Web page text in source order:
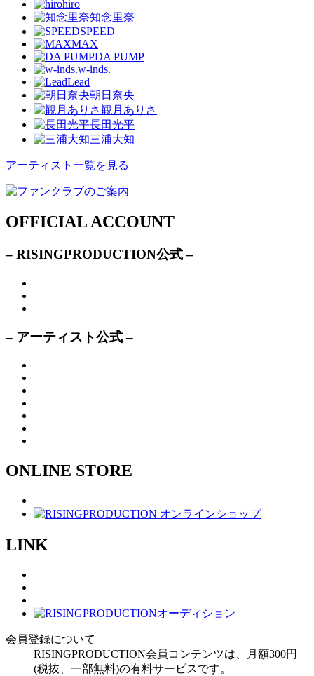
hiro
知念里奈
SPEED
MAX
DA PUMP
w-inds.
Lead
朝日奈央
観月ありさ
長田光平
三浦大知
アーティスト一覧を見る
OFFICIAL ACCOUNT
– RISINGPRODUCTION公式 –
– アーティスト公式 –
ONLINE STORE
LINK
会員登録について
RISINGPRODUCTION会員コンテンツは、月額300円
(税抜、一部無料)の有料サービスです。